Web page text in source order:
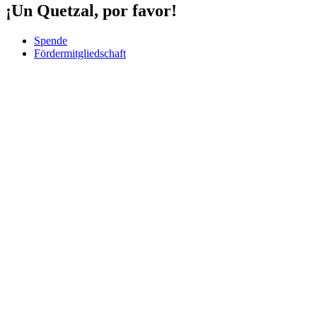
¡Un Quetzal, por favor!
Spende
Fördermitgliedschaft